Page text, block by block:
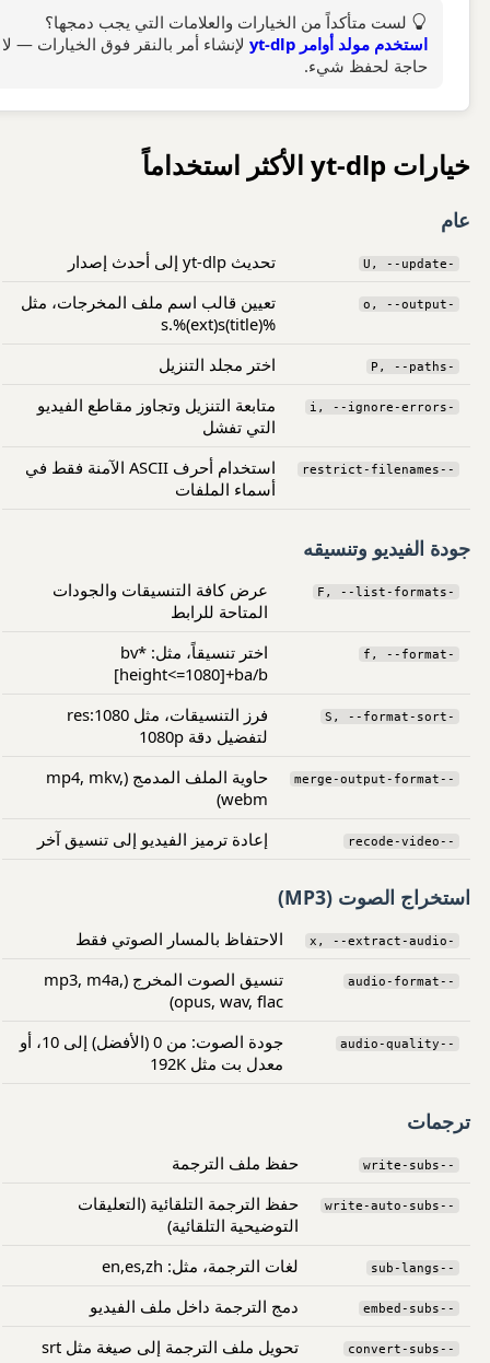
Polski
لست متأكداً من الخيارات والعلامات التي يجب دمجها؟
استخدم مولد أوامر yt-dlp
لإنشاء أمر بالنقر فوق الخيارات — لا
حاجة لحفظ شيء.
خيارات yt-dlp الأكثر استخداماً
عام
-U, --update تحديث yt-dlp إلى أحدث إصدار
-o, --output
تعيين قالب اسم ملف المخرجات، مثل
%(title)s.%(ext)s
-P, --paths اختر مجلد التنزيل
-i, --ignore-errors
متابعة التنزيل وتجاوز مقاطع الفيديو
التي تفشل
--restrict-filenames
استخدام أحرف ASCII الآمنة فقط في
أسماء الملفات
جودة الفيديو وتنسيقه
-F, --list-formats
عرض كافة التنسيقات والجودات
المتاحة للرابط
-f, --format
اختر تنسيقاً، مثل: bv*
[height<=1080]+ba/b
-S, --format-sort
فرز التنسيقات، مثل res:1080
لتفضيل دقة 1080p
--merge-output-format
حاوية الملف المدمج (mp4, mkv,
webm)
--recode-video إعادة ترميز الفيديو إلى تنسيق آخر
استخراج الصوت (MP3)
-x, --extract-audio الاحتفاظ بالمسار الصوتي فقط
--audio-format
تنسيق الصوت المخرج (mp3, m4a,
opus, wav, flac)
--audio-quality
جودة الصوت: من 0 (الأفضل) إلى 10، أو
معدل بت مثل 192K
ترجمات
--write-subs حفظ ملف الترجمة
--write-auto-subs
حفظ الترجمة التلقائية (التعليقات
التوضيحية التلقائية)
--sub-langs لغات الترجمة، مثل: en,es,zh
--embed-subs دمج الترجمة داخل ملف الفيديو
--convert-subs تحويل ملف الترجمة إلى صيغة مثل srt